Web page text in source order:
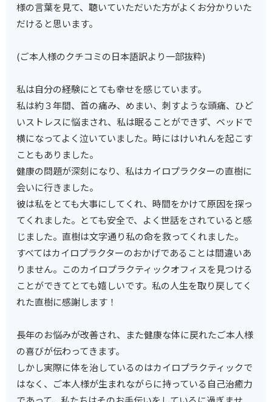
様の言葉を見て、聴いていただいた方がよくお分かりいた
だけると思います。
(ご本人様のクチコミの日本語訳より一部抜粋)
私は自分の経験にとても幸せを感じています。
私は約３年間、首の痛み、めまい、刺すような頭痛、ひど
いストレスに悩まされ、私は眠ることができず、ベッドで
横になってよく泣いていました。時にはけいれんを起こす
こともありました。
健康の問題が深刻になり、私はカイロプラクターの直樹に
会いに行きました。
彼は私をとても大事にしてくれ、時間をかけて原因を探っ
てくれました。とても安全で、よく世話をされていると感
じました。直樹は文字通り私の命を救ってくれました。
すべてはカイロプラクターのおかげであることは間違いあ
りません。このカイロプラクティックオフィスを見つける
ことができてとても嬉しいです。私の人生を取り戻してく
れた直樹に感謝します！
長年のお悩みが改善され、また健康な体に戻れたご本人様
の喜びが伝わってきます。
しかし実際に体を治しているのはカイロプラクティックで
はなく、ご本人様が生まれながらに持っている自己治癒力